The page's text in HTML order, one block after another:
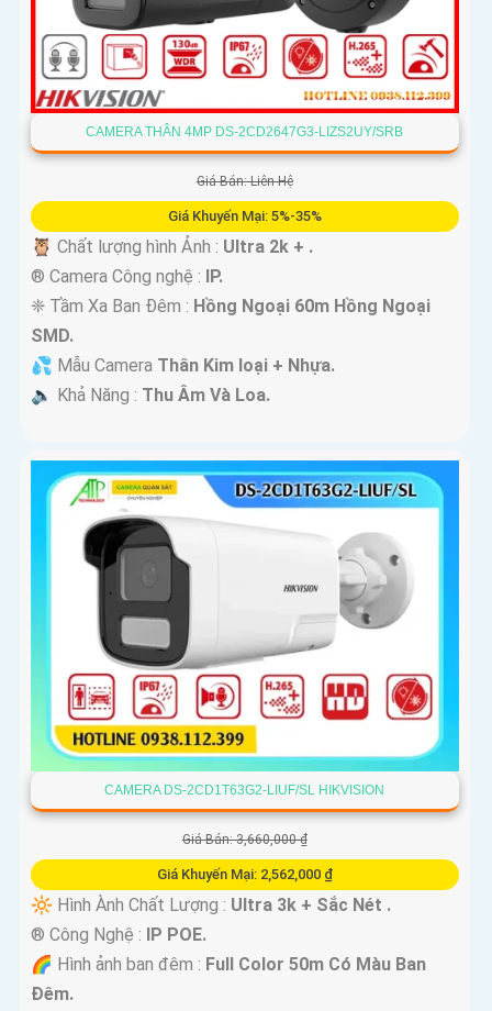
CAMERA THÂN 4MP DS-2CD2647G3-LIZS2UY/SRB
Giá Bán: Liên Hệ
Giá Khuyến Mại: 5%-35%
🦉 Chất lượng hình Ảnh : Ultra 2k + .
®️ Camera Công nghệ : IP.
❈ Tầm Xa Ban Đêm : Hồng Ngoại 60m Hồng Ngoại
SMD.
💦 Mẫu Camera Thân Kim loại + Nhựa.
️🔈 Khả Năng : Thu Âm Và Loa.
CAMERA DS-2CD1T63G2-LIUF/SL HIKVISION
Giá Bán: 3,660,000 ₫
Giá Khuyến Mại: 2,562,000 ₫
🔆 Hình Ành Chất Lượng : Ultra 3k + Sắc Nét .
®️ Công Nghệ : IP POE.
🌈 Hình ảnh ban đêm : Full Color 50m Có Màu Ban
Ðêm.